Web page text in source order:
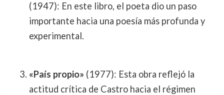
(1947): En este libro, el poeta dio un paso
importante hacia una poesía más profunda y
experimental.
«País propio» (1977): Esta obra reflejó la
actitud crítica de Castro hacia el régimen